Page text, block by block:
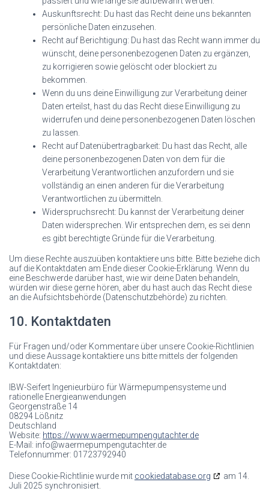
Auskunftsrecht: Du hast das Recht deine uns bekannten
persönliche Daten einzusehen.
Recht auf Berichtigung: Du hast das Recht wann immer du
wünscht, deine personenbezogenen Daten zu ergänzen,
zu korrigieren sowie gelöscht oder blockiert zu
bekommen.
Wenn du uns deine Einwilligung zur Verarbeitung deiner
Daten erteilst, hast du das Recht diese Einwilligung zu
widerrufen und deine personenbezogenen Daten löschen
zu lassen.
Recht auf Datenübertragbarkeit: Du hast das Recht, alle
deine personenbezogenen Daten von dem für die
Verarbeitung Verantwortlichen anzufordern und sie
vollständig an einen anderen für die Verarbeitung
Verantwortlichen zu übermitteln.
Widerspruchsrecht: Du kannst der Verarbeitung deiner
Daten widersprechen. Wir entsprechen dem, es sei denn
es gibt berechtigte Gründe für die Verarbeitung.
Um diese Rechte auszuüben kontaktiere uns bitte. Bitte beziehe dich
auf die Kontaktdaten am Ende dieser Cookie-Erklärung. Wenn du
eine Beschwerde darüber hast, wie wir deine Daten behandeln,
würden wir diese gerne hören, aber du hast auch das Recht diese
an die Aufsichtsbehörde (Datenschutzbehörde) zu richten.
10. Kontaktdaten
Für Fragen und/oder Kommentare über unsere Cookie-Richtlinien
und diese Aussage kontaktiere uns bitte mittels der folgenden
Kontaktdaten:
IBW-Seifert Ingenieurbüro für Wärmepumpensysteme und
rationelle Energieanwendungen
Georgenstraße 14
08294 Lößnitz
Deutschland
Website: https://www.waermepumpengutachter.de
E-Mail: info@waermepumpengutachter.de
Telefonnummer: 01723792940
Diese Cookie-Richtlinie wurde mit cookiedatabase.org
am 14.
Juli 2025 synchronisiert.